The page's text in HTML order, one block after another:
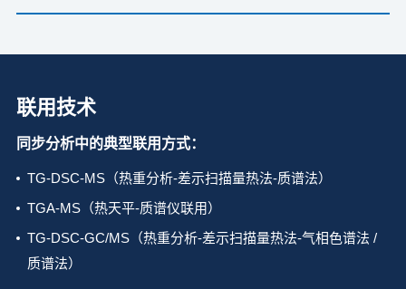
联用技术
同步分析中的典型联用方式：
TG-DSC-MS（热重分析-差示扫描量热法-质谱法）
TGA-MS（热天平-质谱仪联用）
TG-DSC-GC/MS（热重分析-差示扫描量热法-气相色谱法 /
质谱法）